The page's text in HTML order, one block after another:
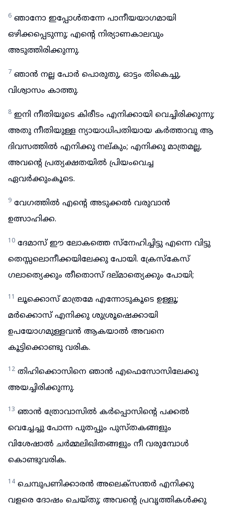
6 ഞാനോ ഇപ്പോൾതന്നേ പാനീയയാഗമായി
ഒഴിക്കപ്പെടുന്നു; എന്റെ നിര്യാണകാലവും
അടുത്തിരിക്കുന്നു.
7 ഞാൻ നല്ല പോർ പൊരുതു, ഓട്ടം തികെച്ചു,
വിശ്വാസം കാത്തു.
8 ഇനി നീതിയുടെ കിരീടം എനിക്കായി വെച്ചിരിക്കുന്നു;
അതു നീതിയുള്ള ന്യായാധിപതിയായ കർത്താവു ആ
ദിവസത്തിൽ എനിക്കു നല്കും; എനിക്കു മാത്രമല്ല,
അവന്റെ പ്രത്യക്ഷതയിൽ പ്രിയംവെച്ച
ഏവർക്കുംകൂടെ.
9 വേഗത്തിൽ എന്റെ അടുക്കൽ വരുവാൻ
ഉത്സാഹിക്ക.
10 ദേമാസ് ഈ ലോകത്തെ സ്നേഹിച്ചിട്ടു എന്നെ വിട്ടു
തെസ്സലൊനീക്കയിലേക്കു പോയി. ക്രേസ്കേസ്
ഗലാത്യെക്കും തീതൊസ് ദല്മാത്യെക്കും പോയി;
11 ലൂക്കൊസ് മാത്രമേ എന്നോടുകൂടെ ഉള്ളൂ;
മർക്കൊസ് എനിക്കു ശുശ്രൂഷെക്കായി
ഉപയോഗമുള്ളവൻ ആകയാൽ അവനെ
കൂട്ടിക്കൊണ്ടു വരിക.
12 തിഹിക്കൊസിനെ ഞാൻ എഫെസോസിലേക്കു
അയച്ചിരിക്കുന്നു.
13 ഞാൻ ത്രോവാസിൽ കർപ്പൊസിന്റെ പക്കൽ
വെച്ചേച്ചു പോന്ന പുതപ്പും പുസ്തകങ്ങളും
വിശേഷാൽ ചർമ്മലിഖിതങ്ങളും നീ വരുമ്പോൾ
കൊണ്ടുവരിക.
14 ചെമ്പുപണിക്കാരൻ അലെക്സന്തർ എനിക്കു
വളരെ ദോഷം ചെയ്തു; അവന്റെ പ്രവൃത്തികൾക്കു